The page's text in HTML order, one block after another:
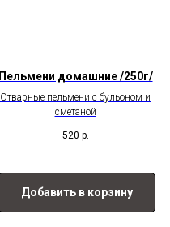
Пельмени домашние /250г/
Отварные пельмени с бульоном и
сметаной
520 р.
Добавить в корзину